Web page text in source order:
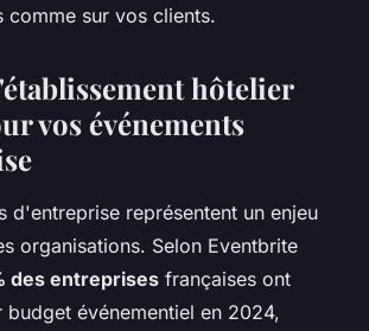
comme sur vos clients.
hôtelier
vos événements
d'entreprise représentent un enjeu
organisations. Selon Eventbrite
des entreprises françaises ont
budget événementiel en 2024,